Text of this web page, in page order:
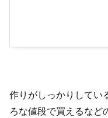
作りがしっかりしてい
ろな値段で買えるなど